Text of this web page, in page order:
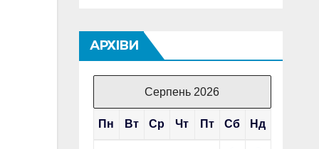
АРХІВИ
Серпень 2026
Пн Вт Ср Чт Пт Сб Нд